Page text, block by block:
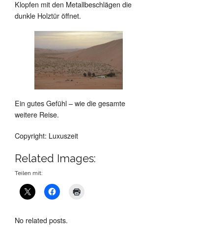
Klopfen mit den Metallbeschlägen die
dunkle Holztür öffnet.
Ein gutes Gefühl – wie die gesamte
weitere Reise.
Copyright: Luxuszeit
Related Images:
Teilen mit:
No related posts.